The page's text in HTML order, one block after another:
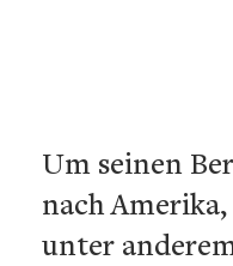
Um seinen
nach
unter